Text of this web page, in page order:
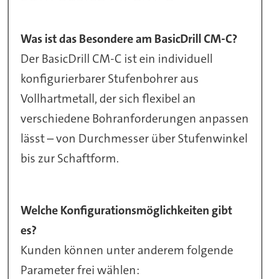
Was ist das Besondere am BasicDrillCM-C?
Der BasicDrill CM-C ist ein individuell
konfigurierbarer Stufenbohrer aus
Vollhartmetall, der sich flexibel an
verschiedene Bohranforderungen anpassen
lässt – von Durchmesser über Stufenwinkel
bis zur Schaftform.
Welche Konfigurationsmöglichkeiten gibt
es?
Kunden können unter anderem folgende
Parameter frei wählen: